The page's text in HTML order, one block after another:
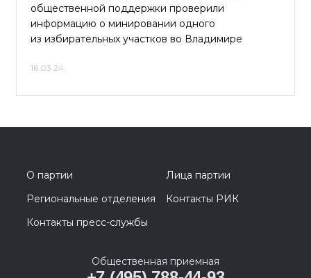
общественной поддержки проверили
информацию о минировании одного
из избирательных участков во Владимире
16.03.24
О партии
Лица партии
Региональные отделения
Контакты РИК
Контакты пресс-службы
Общественная приемная